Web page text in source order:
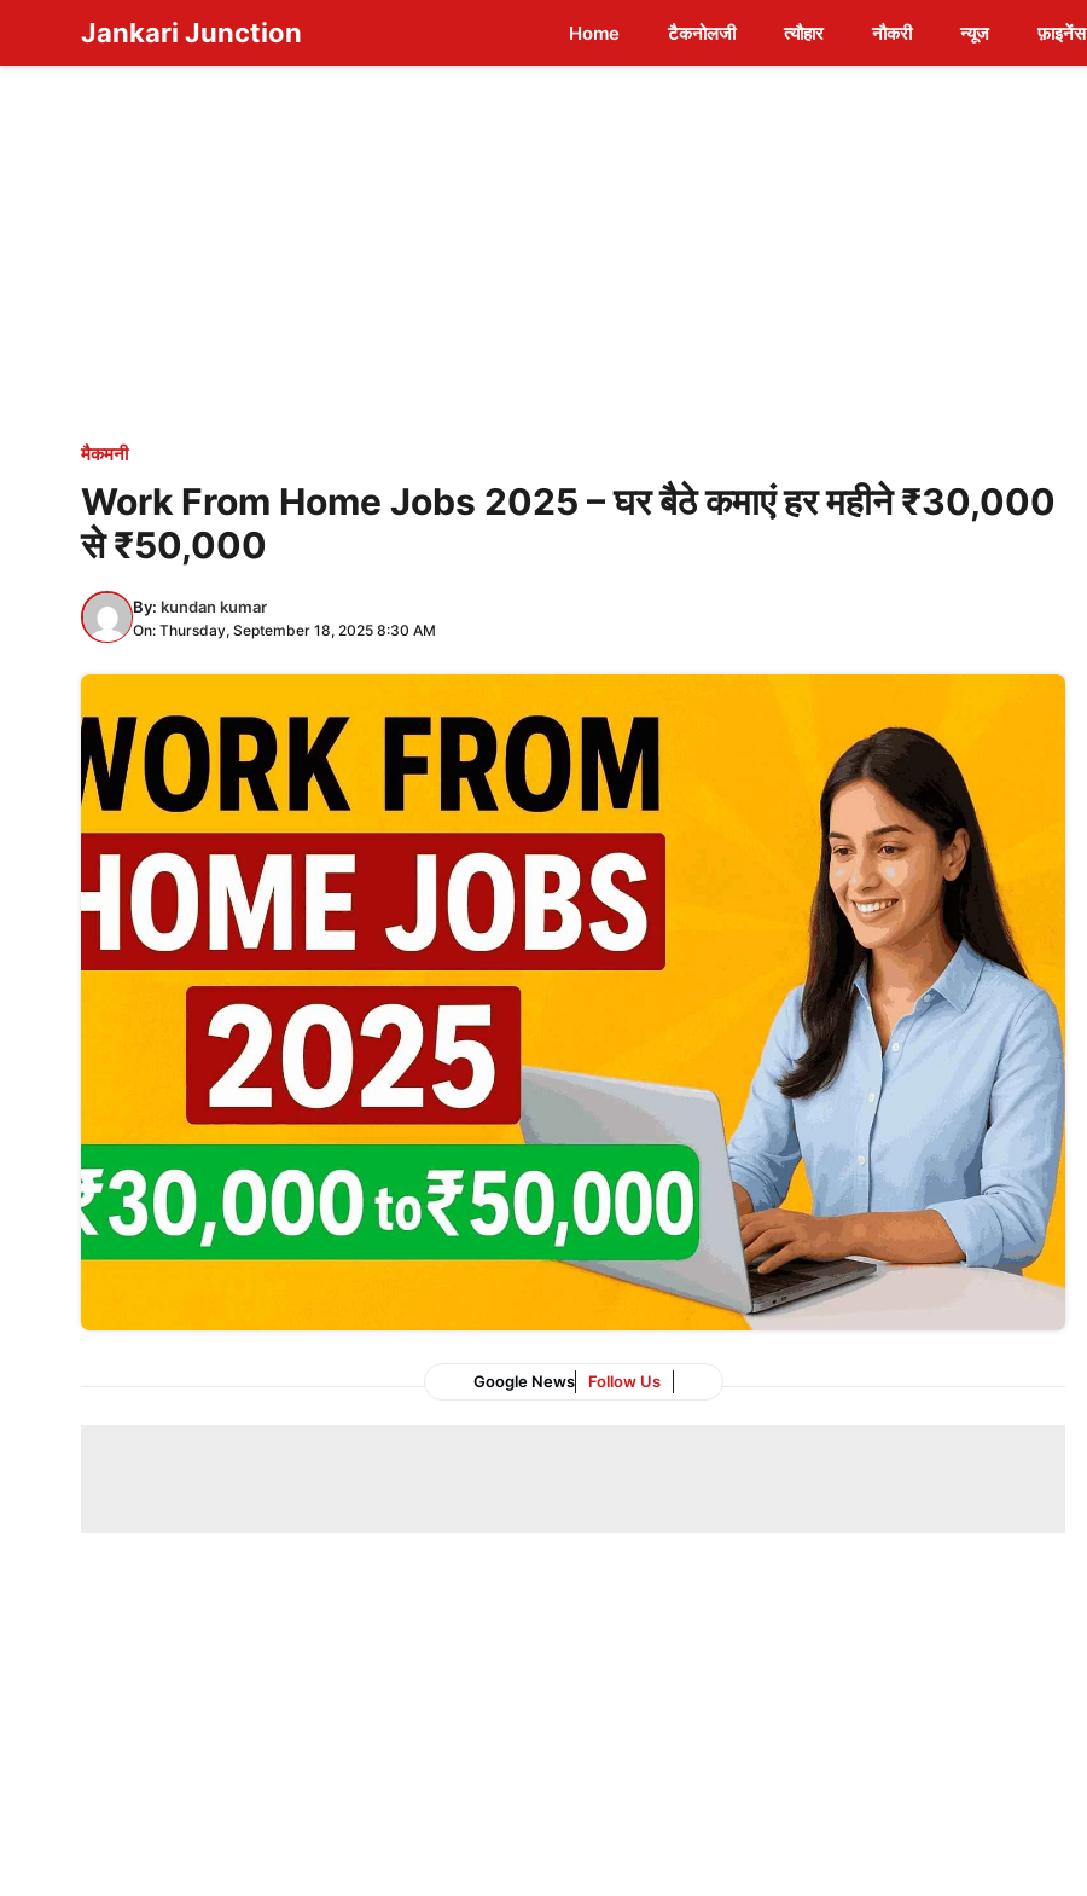
content
Jankari Junction Home टैकनोलजी त्यौहार नौकरी न्यूज फ़ाइनेंस
मैकमनी
Work From Home Jobs 2025 – घर बैठे कमाएं हर महीने ₹30,000
से ₹50,000
By: kundan kumar
On: Thursday, September 18, 2025 8:30 AM
Google News Follow Us